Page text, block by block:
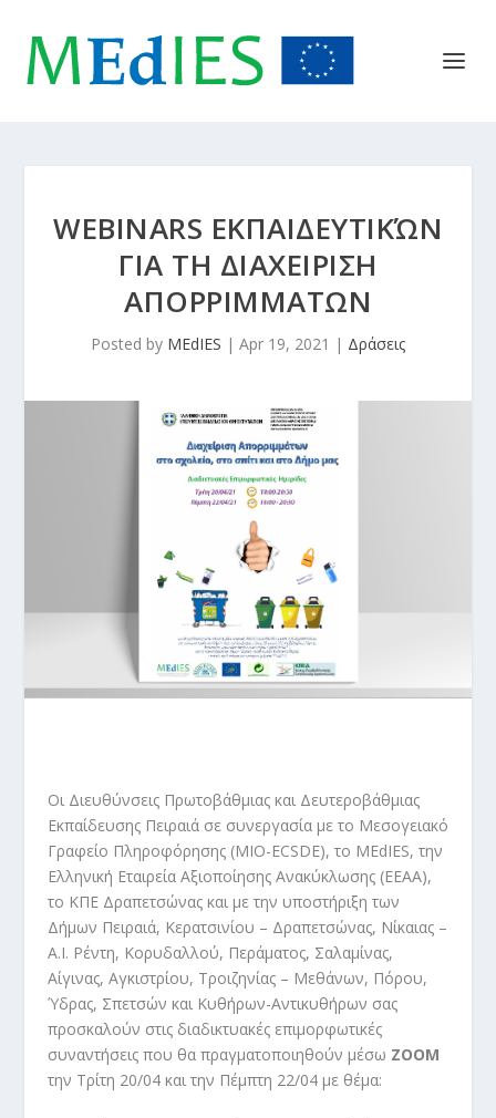
WEBINARS ΕΚΠΑΙΔΕΥΤΙΚΏΝ
ΓΙΑ ΤΗ ΔΙΑΧΕΙΡΙΣΗ
ΑΠΟΡΡΙΜΜΑΤΩΝ
Posted by MEdIES | Apr 19, 2021 | Δράσεις
Οι Διευθύνσεις Πρωτοβάθμιας και Δευτεροβάθμιας
Εκπαίδευσης Πειραιά σε συνεργασία με το Μεσογειακό
Γραφείο Πληροφόρησης (MIO-ECSDE), το MEdIES, την
Ελληνική Εταιρεία Αξιοποίησης Ανακύκλωσης (ΕΕΑΑ),
το ΚΠΕ Δραπετσώνας και με την υποστήριξη των
Δήμων Πειραιά, Κερατσινίου – Δραπετσώνας, Νίκαιας –
Α.Ι. Ρέντη, Κορυδαλλού, Περάματος, Σαλαμίνας,
Αίγινας, Αγκιστρίου, Τροιζηνίας – Μεθάνων, Πόρου,
Ύδρας, Σπετσών και Κυθήρων-Αντικυθήρων σας
προσκαλούν στις διαδικτυακές επιμορφωτικές
συναντήσεις που θα πραγματοποιηθούν μέσω ΖΟΟΜ
την Τρίτη 20/04 και την Πέμπτη 22/04 με θέμα: